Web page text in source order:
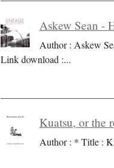
Askew Sean -
Author : Askew
Link download :...
Kuatsu, or the
Author : * Title :